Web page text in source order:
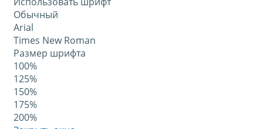
Обычный
Arial
Times New Roman
Размер шрифта
100%
125%
150%
175%
200%